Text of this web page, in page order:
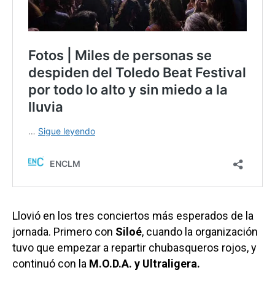
Llovió en los tres conciertos más esperados de la
jornada. Primero con Siloé, cuando la organización
tuvo que empezar a repartir chubasqueros rojos, y
continuó con la M.O.D.A. y Ultraligera.